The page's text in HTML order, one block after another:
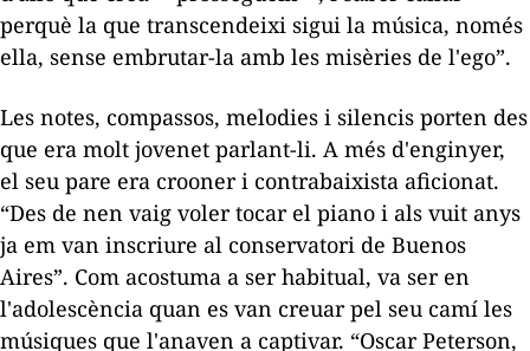
perquè la que transcendeixi sigui la música, només
ella, sense embrutar-la amb les misèries de l'ego”.
Les notes, compassos, melodies i silencis porten des
que era molt jovenet parlant-li. A més d'enginyer,
el seu pare era crooner i contrabaixista aficionat.
“Des de nen vaig voler tocar el piano i als vuit anys
ja em van inscriure al conservatori de Buenos
Aires”. Com acostuma a ser habitual, va ser en
l'adolescència quan es van creuar pel seu camí les
músiques que l'anaven a captivar. “Oscar Peterson,